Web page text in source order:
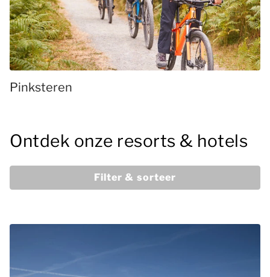
Pinksteren
Ontdek onze resorts & hotels
Filter & sorteer